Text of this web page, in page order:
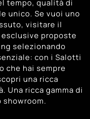
tempo, qualità di
unico. Se vuoi uno
visitare il
proposte
selezionando
con i Salotti
che hai sempre
una ricca
Una ricca gamma di